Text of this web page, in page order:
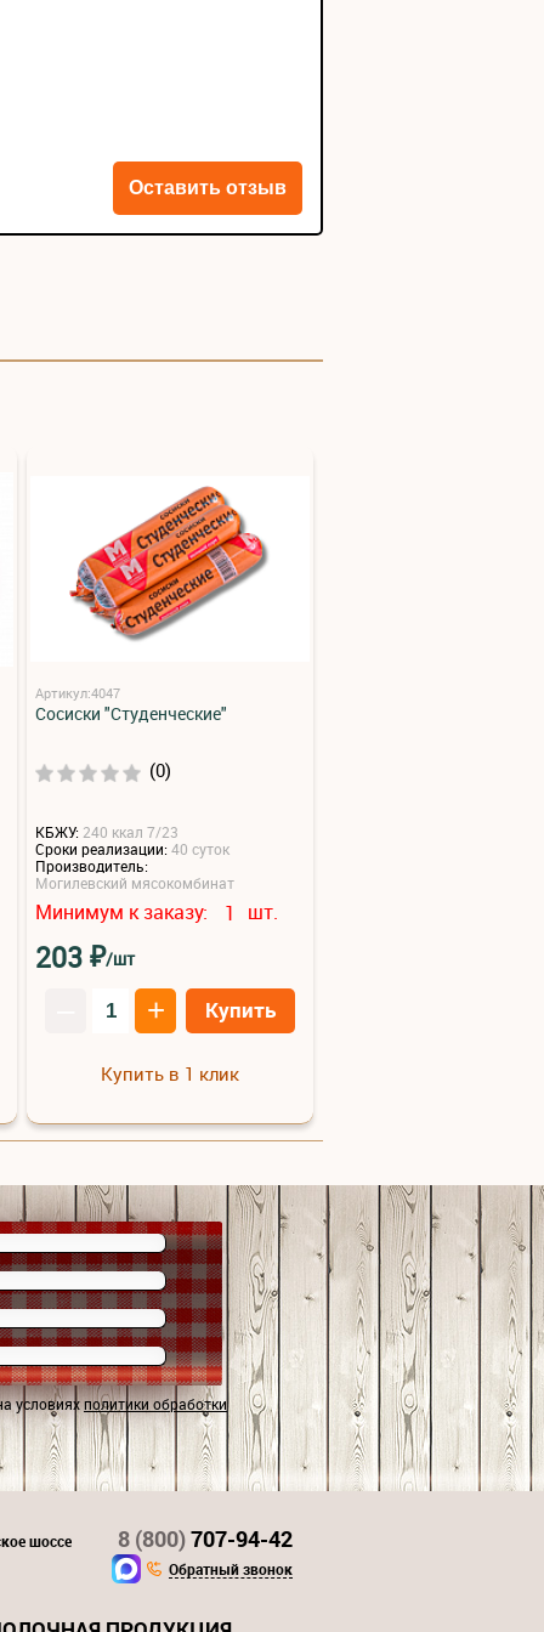
Артикул:4047
Сосиски "Студенческие"
(0)
КБЖУ: 240 ккал 7/23
Сроки реализации:40 суток
Производитель:
Могилевский мясокомбинат
Минимум к заказу: 1 шт.
203₽/шт
+ Купить
Купить в 1 клик
условияхполитики обработки
шоссе 8 (800)707-94-42
Обратный звонок